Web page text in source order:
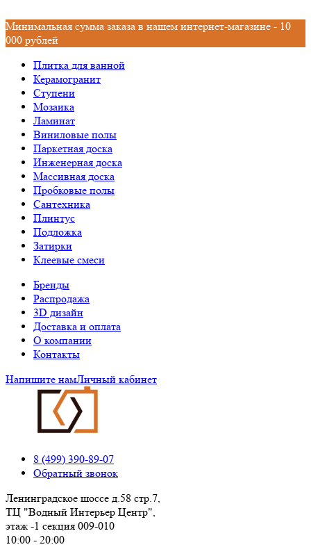
Минимальная сумма заказа в нашем интернет-магазине - 10
000 рублей
Плитка для ванной
Керамогранит
Ступени
Мозаика
Ламинат
Виниловые полы
Паркетная доска
Инженерная доска
Массивная доска
Пробковые полы
Сантехника
Плинтус
Подложка
Затирки
Клеевые смеси
Бренды
Распродажа
3D дизайн
Доставка и оплата
О компании
Контакты
Напишите намЛичный кабинет
8 (499) 390-89-07
Обратный звонок
Ленинградское шоссе д.58 стр.7,
ТЦ "Водный Интерьер Центр",
этаж -1 секция 009-010
10:00 - 20:00